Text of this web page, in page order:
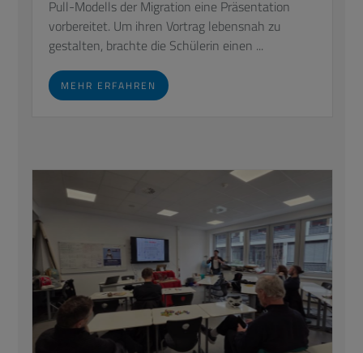
Pull-Modells der Migration eine Präsentation
vorbereitet. Um ihren Vortrag lebensnah zu
gestalten, brachte die Schülerin einen ...
MEHR ERFAHREN